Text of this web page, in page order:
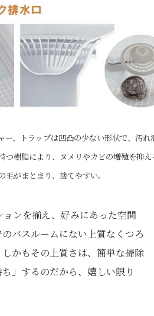
ー、トラップは凹凸の少ない形状で、汚れ
つ樹脂により、ヌメリやカビの増殖を抑
がまとまり、捨てやすい。
ンを揃え、好みにあった空間
バスルームにない上質なくつろ
かもその上質さは、簡単な掃除
」するのだから、嬉しい限り